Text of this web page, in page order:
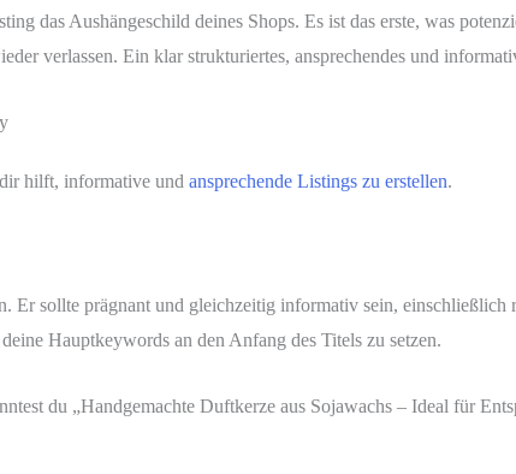
das Aushängeschild deines Shops. Es ist das erste, was
verlassen. Ein klar strukturiertes, ansprechendes und
hilft, informative und ansprechende Listings zu erstellen.
Er sollte prägnant und gleichzeitig informativ sein,
Hauptkeywords an den Anfang des Titels zu setzen.
du „Handgemachte Duftkerze aus Sojawachs – Ideal für